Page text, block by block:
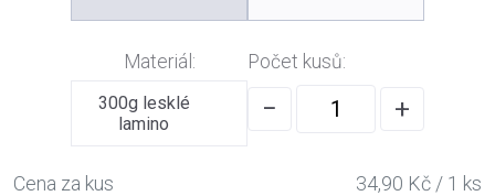
Materiál:
300g lesklé
lamino
Počet kusů:
− +
Cena za kus
34,90 Kč / 1 ks